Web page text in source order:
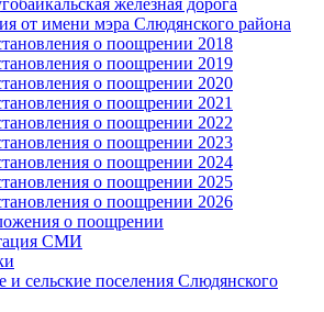
железная дорога
от имени мэра Слюдянского района
о поощрении 2018
о поощрении 2019
о поощрении 2020
о поощрении 2021
о поощрении 2022
о поощрении 2023
о поощрении 2024
о поощрении 2025
о поощрении 2026
о поощрении
СМИ
и сельские поселения Слюдянского